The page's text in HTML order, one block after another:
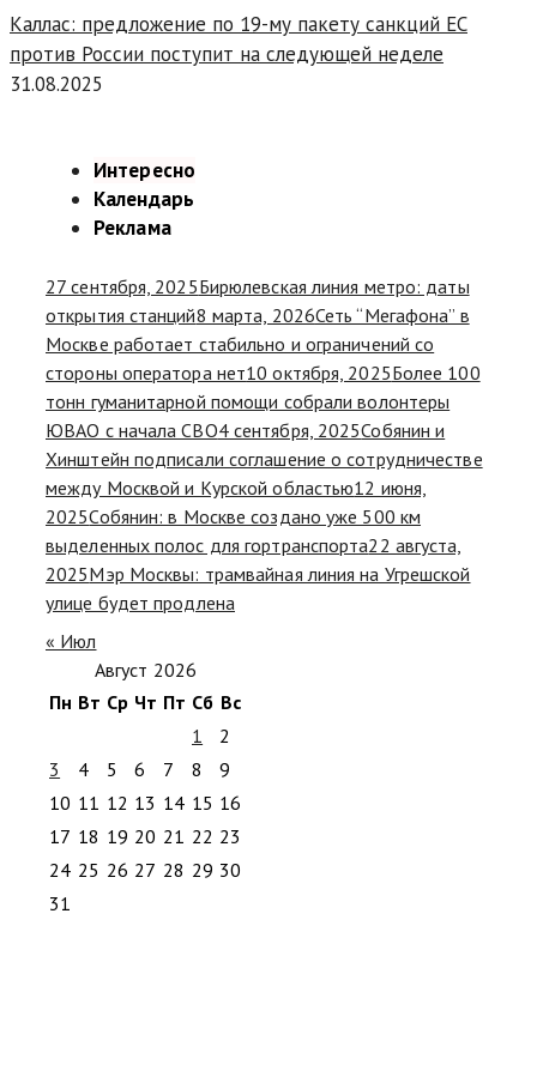
Каллас: предложение по 19-му пакету санкций ЕС
против России поступит на следующей неделе
31.08.2025
Интересно
Календарь
Реклама
27 сентября, 2025Бирюлевская линия метро: даты
открытия станций8 марта, 2026Сеть “Мегафона” в
Москве работает стабильно и ограничений со
стороны оператора нет10 октября, 2025Более 100
тонн гуманитарной помощи собрали волонтеры
ЮВАО с начала СВО4 сентября, 2025Собянин и
Хинштейн подписали соглашение о сотрудничестве
между Москвой и Курской областью12 июня,
2025Собянин: в Москве создано уже 500 км
выделенных полос для гортранспорта22 августа,
2025Мэр Москвы: трамвайная линия на Угрешской
улице будет продлена
« Июл
Август 2026
Пн Вт Ср Чт Пт Сб Вс
1
2
3
4 5 6 7 8
9
10 11 12 13 14 15 16
17 18 19 20 21 22 23
24 25 26 27 28 29 30
31